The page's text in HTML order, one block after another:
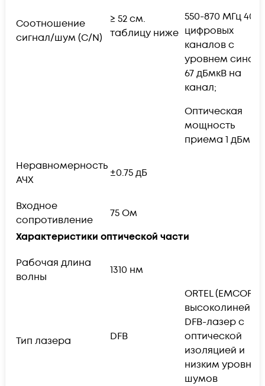
Соотношение
сигнал/шум (C/N)
≥ 52 см.
таблицу ниже
550-870 МГц 40
цифровых
каналов с
уровнем
67 дБмкВ на
канал;
Оптическая
мощность
приема 1 дБм
Неравномерность
АЧХ
±0.75 дБ
Входное
сопротивление
75 Ом
Характеристики оптической части
Рабочая длина
волны
1310 нм
Тип лазера DFB
ORTEL (EMCORE)-
DFB-лазер с
оптической
изоляцией и
низким уровнем
шумов